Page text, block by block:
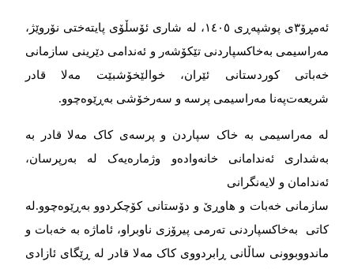
ئەمڕۆ۳ی پوشپەڕی ۱٤٠٥، لە شاری ئۆسڵۆی پایتەختی نۆروێژ،
مەراسیمی بەخاکسپاردنی تێکۆشەر و ئەندامی دێرینی سازمانی
خەباتی کوردستانی ئێران، خوالێخۆشبێت مەلا قادر
شریعەت‌پەنا مەراسیمی پرسە و سەرخۆشی بەڕێوەچوو.
لە مەراسیمی بە خاک سپاردن و پرسەی کاک مەلا قادر بە
بەشداری ئەندامانی خانەوادەو وژمارەیەک لە بەرپرسان،
ئەندامان و لایەنگرانی
سازمانی خەبات و هاوڕێ و دۆستانی کۆچکردوو بەڕێوەچوو.لە
کاتی بەخاکسپاردنی تەرمی پیرۆزی ناوبراو، ئاماژە بە خەبات و
ماندووبوونی ساڵانی ڕابردووی کاک مەلا قادر لە ڕێگای ئازادی